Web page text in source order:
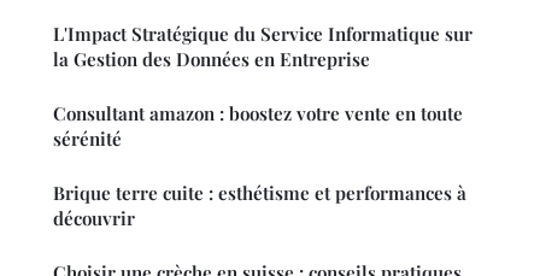
L'Impact Stratégique du Service Informatique sur
la Gestion des Données en Entreprise
Consultant amazon : boostez votre vente en toute
sérénité
Brique terre cuite : esthétisme et performances à
découvrir